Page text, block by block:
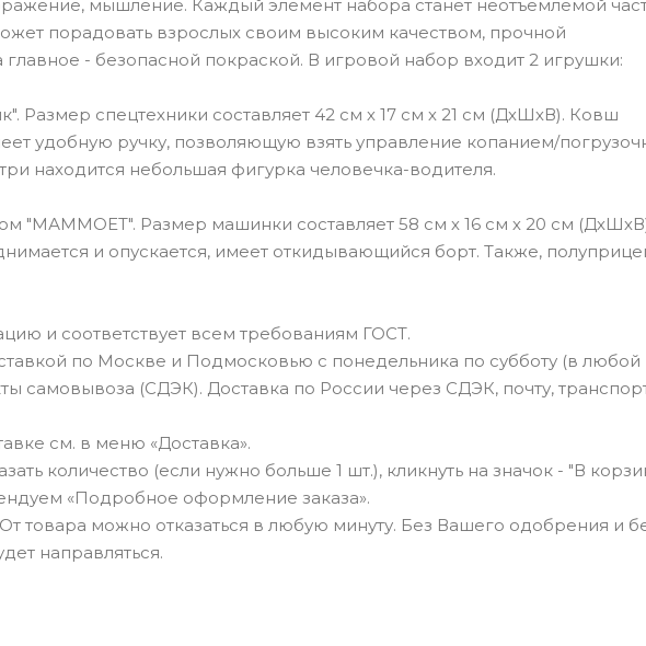
мышление. Каждый элемент набора станет неотъемлемой
порадовать взрослых своим высоким качеством, прочной
главное - безопасной покраской. В игровой набор входит 2 игрушки:
Размер спецтехники составляет 42 см х 17 см х 21 см (ДхШхВ). Ковш
удобную ручку, позволяющую взять управление копанием/
находится небольшая фигурка человечка-водителя.
"МАММОЕТ". Размер машинки составляет 58 см х 16 см х 20 см
и опускается, имеет откидывающийся борт. Также,
и соответствует всем требованиям ГОСТ.
по Москве и Подмосковью с понедельника по субботу (в любой
самовывоза (СДЭК). Доставка по России через СДЭК, почту,
см. в меню «Доставка».
количество (если нужно больше 1 шт.), кликнуть на значок - "В
«Подробное оформление заказа».
товара можно отказаться в любую минуту. Без Вашего одобрения и
направляться.